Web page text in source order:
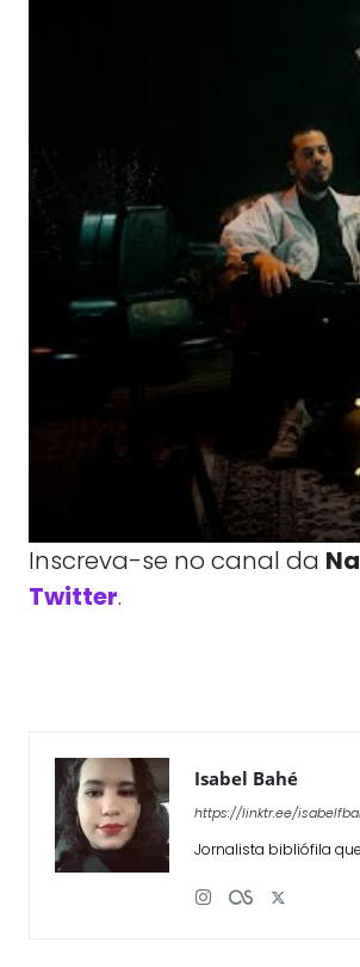
Inscreva-se no canal da
Twitter.
Isabel Bahé
https://linktr.ee/
Jornalista bibliófila